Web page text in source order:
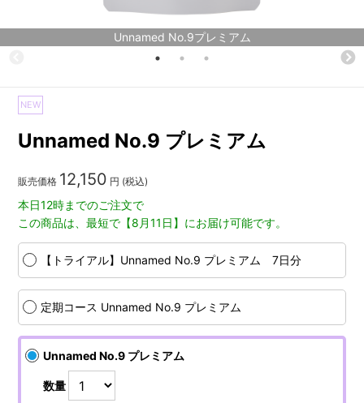
Unnamed No.9プレミアム
NEW
Unnamed No.9 プレミアム
販売価格 12,150 円 (税込)
本日12時までのご注文で
この商品は、最短で【8月11日】にお届け可能です。
【トライアル】Unnamed No.9 プレミアム 7日分
定期コース Unnamed No.9 プレミアム
Unnamed No.9 プレミアム
数量